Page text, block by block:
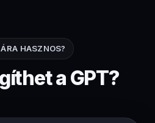
HASZNOS?
a GPT?